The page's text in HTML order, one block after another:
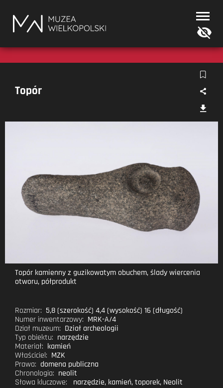
Muzea
Wielkopolski
Topór
Topór kamienny z guzikowatym obuchem, ślady wiercenia
otworu, półprodukt
Rozmiar: 5,8 (szerokość) 4,4 (wysokość) 16 (długość)
Numer inwentarzowy: MRK-A/4
Dział muzeum: Dział archeologii
Typ obiektu: narzędzie
Materiał: kamień
Właściciel: MZK
Prawa: domena publiczna
Chronologia: neolit
Słowa kluczowe:
narzędzie, kamień,toporek, Neolit